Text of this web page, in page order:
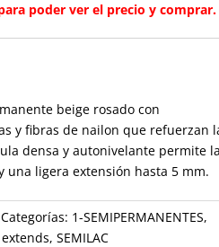
poder ver el precio y comprar.
beige rosado con
y fibras de nailon que refuerzan
densa y autonivelante permite la
una ligera extensión hasta 5 mm.
Categorías: 1-SEMIPERMANENTES,
, SEMILAC